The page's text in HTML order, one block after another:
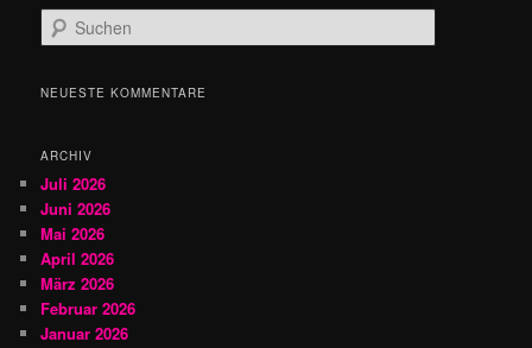
u
h
NEUESTE KOMMENTARE
ARCHIV
Juli 2026
Juni 2026
Mai 2026
April 2026
März 2026
Februar 2026
Januar 2026